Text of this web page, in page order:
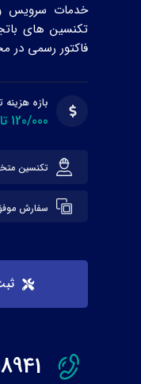
خدمات
تکنسین های
فاکتور رسمی در
بازه
120/000 تا 950/000 تومان
تکنسین
سفارش